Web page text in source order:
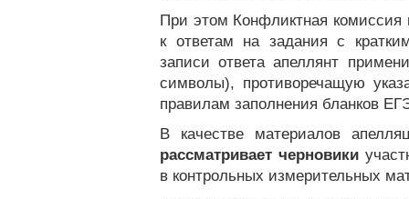
При этом Конфликтная комиссия
к ответам на задания с
записи ответа апеллянт
символы), противоречащую
правилам заполнения бланков
В качестве материалов
рассматривает черновики
в контрольных измерительных